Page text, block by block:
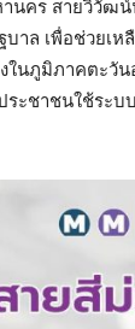
นคร สายวิวัฒน์
บาล เพื่อช่วยเ
นภูมิภาคตะวัน
ระชาชนใช้ระ